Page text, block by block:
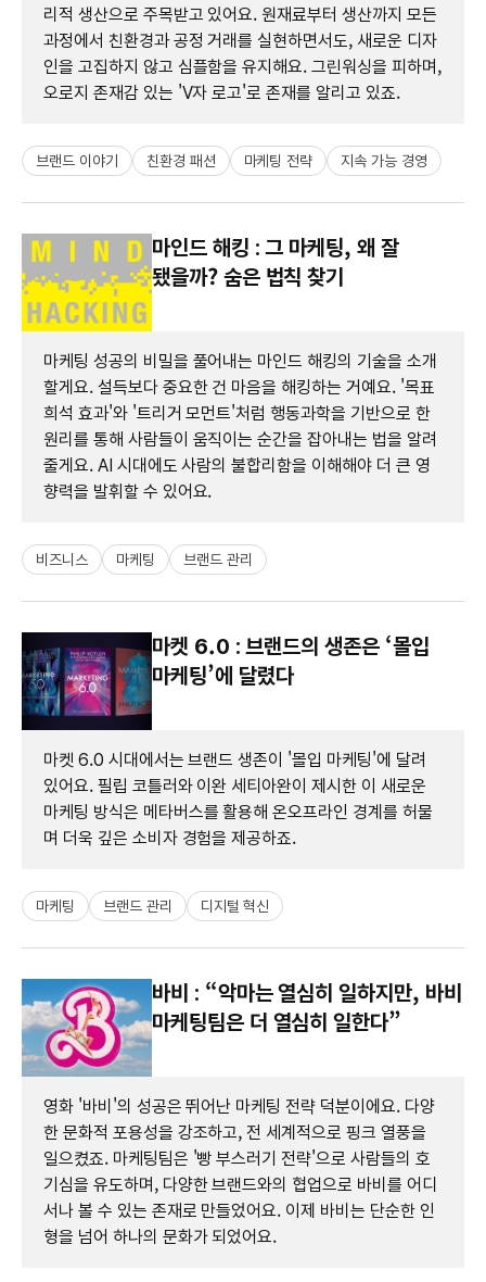
리적 생산으로 주목받고 있어요. 원재료부터 생산까지 모든
과정에서 친환경과 공정 거래를 실현하면서도, 새로운 디자
인을 고집하지 않고 심플함을 유지해요. 그린워싱을 피하며,
오로지 존재감 있는 'V자 로고'로 존재를 알리고 있죠.
브랜드 이야기 친환경 패션 마케팅 전략 지속 가능 경영
마인드 해킹 : 그 마케팅, 왜 잘
됐을까? 숨은 법칙 찾기
마케팅 성공의 비밀을 풀어내는 마인드 해킹의 기술을 소개
할게요. 설득보다 중요한 건 마음을 해킹하는 거예요. '목표
희석 효과'와 '트리거 모먼트'처럼 행동과학을 기반으로 한
원리를 통해 사람들이 움직이는 순간을 잡아내는 법을 알려
줄게요. AI 시대에도 사람의 불합리함을 이해해야 더 큰 영
향력을 발휘할 수 있어요.
비즈니스 마케팅 브랜드 관리
마켓 6.0 : 브랜드의 생존은 ‘몰입
마케팅’에 달렸다
마켓 6.0 시대에서는 브랜드 생존이 '몰입 마케팅'에 달려
있어요. 필립 코틀러와 이완 세티아완이 제시한 이 새로운
마케팅 방식은 메타버스를 활용해 온오프라인 경계를 허물
며 더욱 깊은 소비자 경험을 제공하죠.
마케팅 브랜드 관리 디지털 혁신
바비 : “악마는 열심히 일하지만, 바비
마케팅팀은 더 열심히 일한다”
영화 '바비'의 성공은 뛰어난 마케팅 전략 덕분이에요. 다양
한 문화적 포용성을 강조하고, 전 세계적으로 핑크 열풍을
일으켰죠. 마케팅팀은 '빵 부스러기 전략'으로 사람들의 호
기심을 유도하며, 다양한 브랜드와의 협업으로 바비를 어디
서나 볼 수 있는 존재로 만들었어요. 이제 바비는 단순한 인
형을 넘어 하나의 문화가 되었어요.